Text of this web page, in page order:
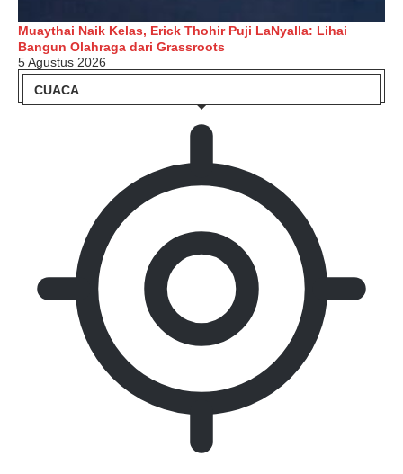
Muaythai Naik Kelas, Erick Thohir Puji LaNyalla: Lihai
Bangun Olahraga dari Grassroots
5 Agustus 2026
CUACA